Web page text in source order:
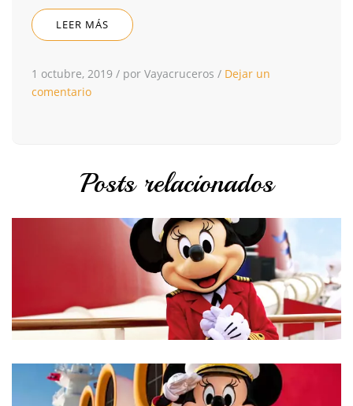
LEER MÁS
1 octubre, 2019 / por Vayacruceros / Dejar un
comentario
Posts relacionados